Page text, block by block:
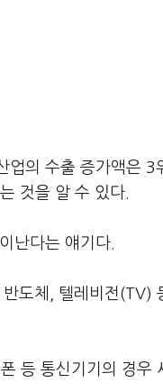
업의 수출 증가액은
것을 알 수 있다.
난다는 얘기다.
도체, 텔레비전(TV)
등 통신기기의 경